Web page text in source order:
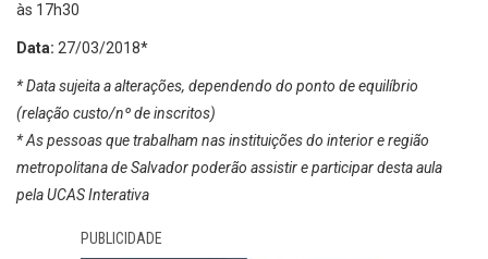
às 17h30
Data: 27/03/2018*
* Data sujeita a alterações, dependendo do ponto de equilíbrio
(relação custo/nº de inscritos)
* As pessoas que trabalham nas instituições do interior e região
metropolitana de Salvador poderão assistir e participar desta aula
pela UCAS Interativa
PUBLICIDADE